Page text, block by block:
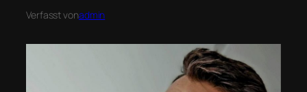
Verfasst vonadmin